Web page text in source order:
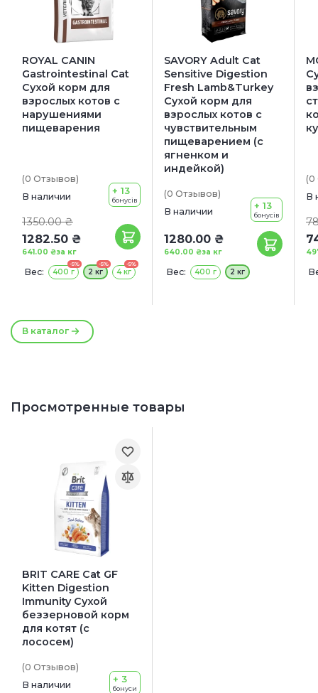
В каталог
ROYAL CANIN
Gastrointestinal Cat
Сухой корм для
взрослых котов с
нарушениями
пищеварения
(0 Отзывов)
В наличии
1350.00 ₴
1282.50 ₴
за кг
641.00 ₴
+ 13
бонусів
Вес:
-5%
400 г
-5%
2 кг
-5%
4 кг
SAVORY Adult Cat
Sensitive Digestion
Fresh Lamb&Turkey
Сухой корм для
взрослых котов с
чувствительным
пищеварением (с
ягненком и
индейкой)
(0 Отзывов)
В наличии
1280.00 ₴
за кг
640.00 ₴
+ 13
бонусів
Вес: 400 г 2 кг
(0
В
Просмотренные товары
BRIT CARE Cat GF
Kitten Digestion
Immunity Сухой
беззерновой корм
для котят (с
лососем)
(0 Отзывов)
В наличии
+ 3
бонуси